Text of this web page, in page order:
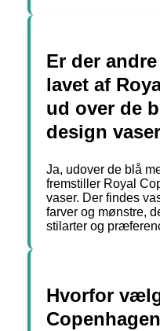
Er der
lavet af
ud over de
design
Ja, udover de blå
fremstiller Royal
vaser. Der findes
farver og mønstre,
stilarter og
Hvorfor